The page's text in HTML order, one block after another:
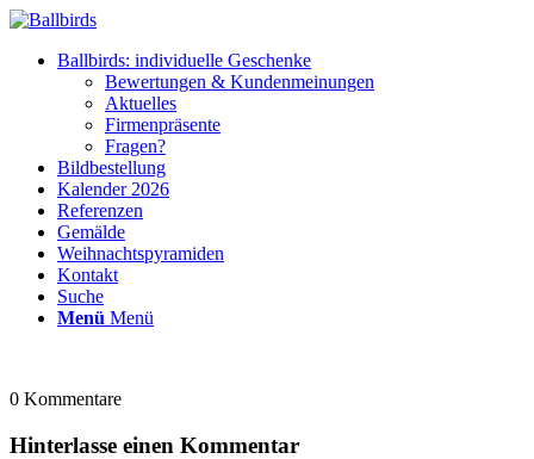
Ballbirds: individuelle Geschenke
Bewertungen & Kundenmeinungen
Aktuelles
Firmenpräsente
Fragen?
Bildbestellung
Kalender 2026
Referenzen
Gemälde
Weihnachtspyramiden
Kontakt
Suche
Menü Menü
0 Kommentare
Hinterlasse einen Kommentar